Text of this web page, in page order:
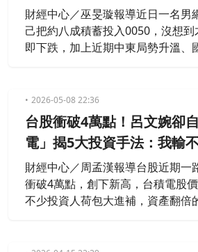
財經中心／巫旻璇報導近日一名男
己把約八成積蓄投入0050，沒想
即下跌，加上近期中東局勢升溫、
危險？」貼文曝光後，也掀起不少
2026-05-08 22:36
台股衝破4萬點！呂文婉卻
電」揭5大投資手法：我輸
財經中心／周孟漢報導台股近期一
衝破4萬點，創下新高，台積電股
不少投資人荷包大進補，資產翻倍